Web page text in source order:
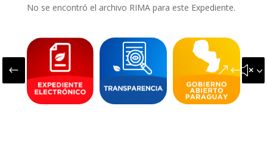
No se encontró el archivo RIMA para este Expediente.
#